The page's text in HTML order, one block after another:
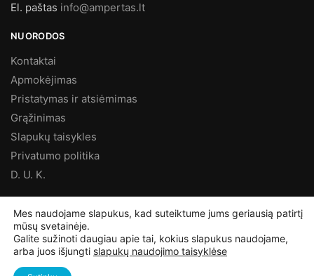
El. paštas info@ampertas.lt
NUORODOS
Kontaktai
Apmokėjimas
Pristatymas ir atsiėmimas
Grąžinimas
Slapukų taisykles
Privatumo politika
D. U. K.
©Ampertas.lt2025, Visos teisės saugomos
Mes naudojame slapukus, kad suteiktume jums geriausią patirtį
mūsų svetainėje.
Galite sužinoti daugiau apie tai, kokius slapukus naudojame,
arba juos išjungti slapukų naudojimo taisyklėse